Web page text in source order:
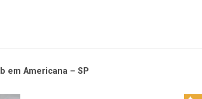
em Americana – SP